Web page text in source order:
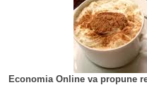
Economia Online va propune